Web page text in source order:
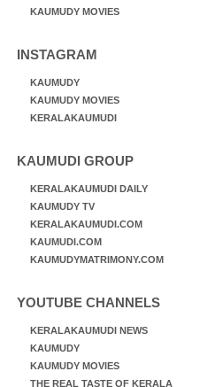
KAUMUDY MOVIES
INSTAGRAM
KAUMUDY
KAUMUDY MOVIES
KERALAKAUMUDI
KAUMUDI GROUP
KERALAKAUMUDI DAILY
KAUMUDY TV
KERALAKAUMUDI.COM
KAUMUDI.COM
KAUMUDYMATRIMONY.COM
YOUTUBE CHANNELS
KERALAKAUMUDI NEWS
KAUMUDY
KAUMUDY MOVIES
THE REAL TASTE OF KERALA